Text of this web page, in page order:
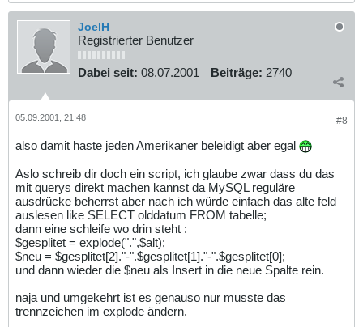
JoelH
Registrierter Benutzer
Dabei seit: 08.07.2001 Beiträge: 2740
#8
05.09.2001, 21:48
also damit haste jeden Amerikaner beleidigt aber egal
Aslo schreib dir doch ein script, ich glaube zwar dass du das
mit querys direkt machen kannst da MySQL reguläre
ausdrücke beherrst aber nach ich würde einfach das alte feld
auslesen like SELECT olddatum FROM tabelle;
dann eine schleife wo drin steht :
$gesplitet = explode(".",$alt);
$neu = $gesplitet[2]."-".$gesplitet[1]."-".$gesplitet[0];
und dann wieder die $neu als Insert in die neue Spalte rein.
naja und umgekehrt ist es genauso nur musste das
trennzeichen im explode ändern.